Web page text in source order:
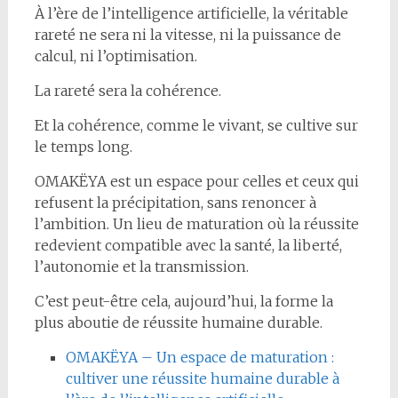
À l’ère de l’intelligence artificielle, la véritable
rareté ne sera ni la vitesse, ni la puissance de
calcul, ni l’optimisation.
La rareté sera la cohérence.
Et la cohérence, comme le vivant, se cultive sur
le temps long.
OMAKËYA est un espace pour celles et ceux qui
refusent la précipitation, sans renoncer à
l’ambition. Un lieu de maturation où la réussite
redevient compatible avec la santé, la liberté,
l’autonomie et la transmission.
C’est peut-être cela, aujourd’hui, la forme la
plus aboutie de réussite humaine durable.
OMAKËYA – Un espace de maturation :
cultiver une réussite humaine durable à